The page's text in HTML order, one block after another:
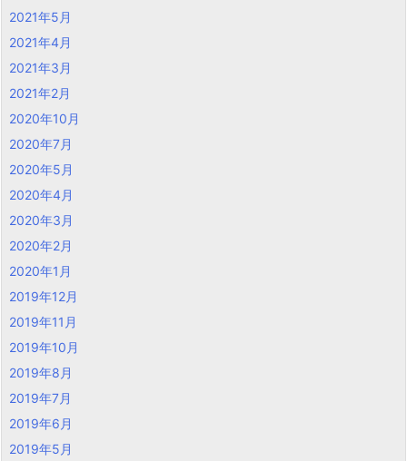
2021年5月
2021年4月
2021年3月
2021年2月
2020年10月
2020年7月
2020年5月
2020年4月
2020年3月
2020年2月
2020年1月
2019年12月
2019年11月
2019年10月
2019年8月
2019年7月
2019年6月
2019年5月